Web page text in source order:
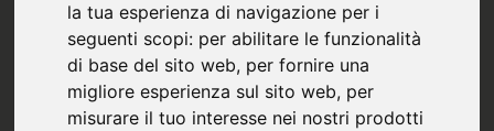
la tua esperienza di navigazione per i
seguenti scopi: per abilitare le funzionalità
di base del sito web, per fornire una
migliore esperienza sul sito web, per
misurare il tuo interesse nei nostri prodotti